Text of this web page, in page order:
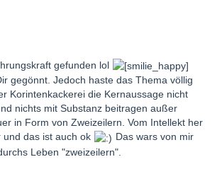
gefunden lol
gegönnt. Jedoch haste das Thema völlig
Korintenkackerei die Kernaussage nicht
nichts mit Substanz beitragen außer
in Form von Zweizeilern. Vom Intellekt her
das ist auch ok
Das wars von mir
Leben "zweizeilern".